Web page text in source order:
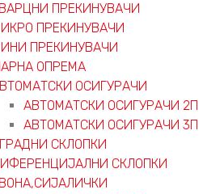
ПРЕКИНУВАЧИ
ПРЕКИНУВАЧИ
ПРЕКИНУВАЧИ
ОПРЕМА
ОСИГУРАЧИ
АВТОМАТСКИ ОСИГУРАЧИ 2П
АВТОМАТСКИ ОСИГУРАЧИ 3П
СКЛОПКИ
СКЛОПКИ